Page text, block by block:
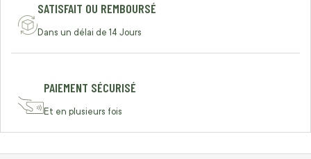
SATISFAIT OU REMBOURSÉ
Dans un délai de 14 Jours
PAIEMENT SÉCURISÉ
Et en plusieurs fois